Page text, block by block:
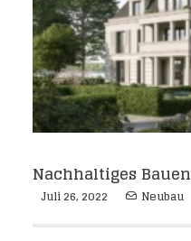
Nachhaltiges Bauen
Juli 26, 2022 Neubau